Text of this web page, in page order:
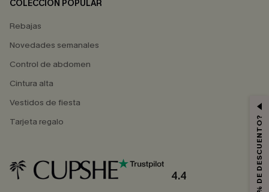
COLECCIÓN POPULAR
Rebajas
Novedades semanales
Control de abdomen
Cintura alta
Vestidos de fiesta
Tarjeta regalo
4.4